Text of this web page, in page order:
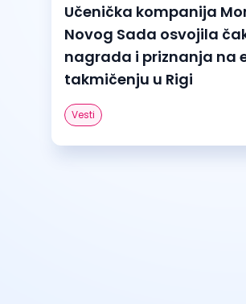
Učenička kompanija
Novog Sada osvojila
nagrada i priznanja na
takmičenju u Rigi
Vesti